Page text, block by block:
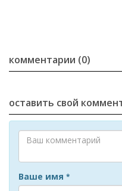
комментарии (0)
оставить свой
Ваше имя *